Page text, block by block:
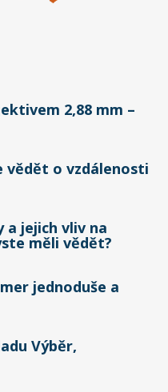
2,88 mm –
vědět o vzdálenosti
jejich vliv na
měli vědět?
jednoduše a
Výběr,